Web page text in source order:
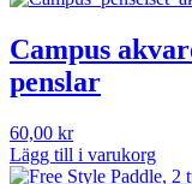
Campus
penslar
60,00 kr
Lägg till i varukorg